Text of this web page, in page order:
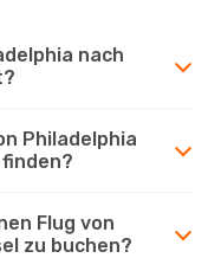
nach
Philadelphia
Flug von
zu buchen?